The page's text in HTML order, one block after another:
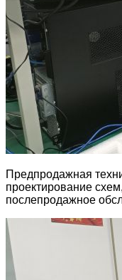
Предпродажная
проектирование
послепродажное